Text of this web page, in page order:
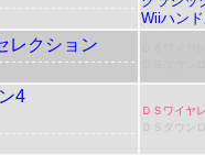
Wiiハン
レクション
4
ＤＳワイヤ
ＤＳダウン